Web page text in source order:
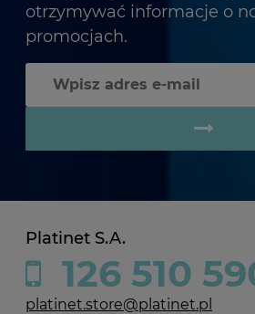
otrzymywać informacje o
promocjach.
Platinet S.A.
126 510
platinet.store@platinet.pl